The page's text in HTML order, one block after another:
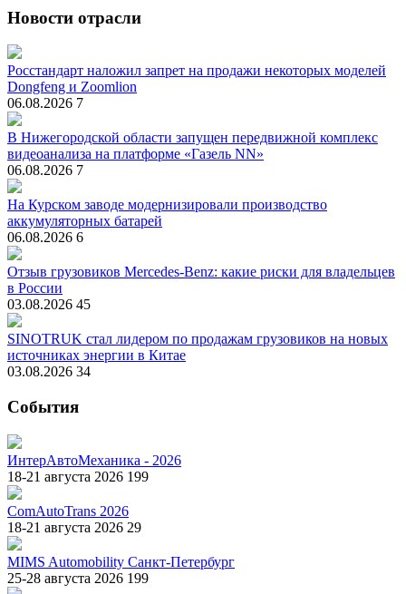
Новости отрасли
Росстандарт наложил запрет на продажи некоторых моделей
Dongfeng и Zoomlion
06.08.2026 7
В Нижегородской области запущен передвижной комплекс
видеоанализа на платформе «Газель NN»
06.08.2026 7
На Курском заводе модернизировали производство
аккумуляторных батарей
06.08.2026 6
Отзыв грузовиков Mercedes-Benz: какие риски для владельцев
в России
03.08.2026 45
SINOTRUK стал лидером по продажам грузовиков на новых
источниках энергии в Китае
03.08.2026 34
События
ИнтерАвтоМеханика - 2026
18-21 августа 2026 199
ComAutoTrans 2026
18-21 августа 2026 29
MIMS Automobility Санкт-Петербург
25-28 августа 2026 199